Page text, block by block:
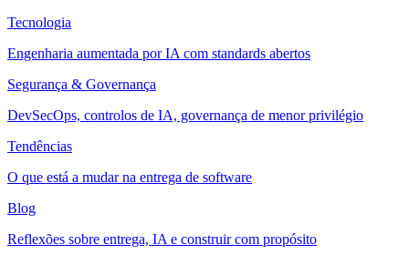
Tecnologia
Engenharia aumentada por IA com standards abertos
Segurança & Governança
DevSecOps, controlos de IA, governança de menor privilégio
Tendências
O que está a mudar na entrega de software
Blog
Reflexões sobre entrega, IA e construir com propósito